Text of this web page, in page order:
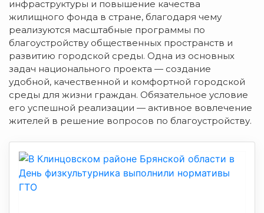
инфраструктуры и повышение качества
жилищного фонда в стране, благодаря чему
реализуются масштабные программы по
благоустройству общественных пространств и
развитию городской среды. Одна из основных
задач национального проекта — создание
удобной, качественной и комфортной городской
среды для жизни граждан. Обязательное условие
его успешной реализации — активное вовлечение
жителей в решение вопросов по благоустройству.